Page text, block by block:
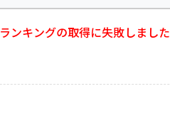
ランキングの取得に失敗しました